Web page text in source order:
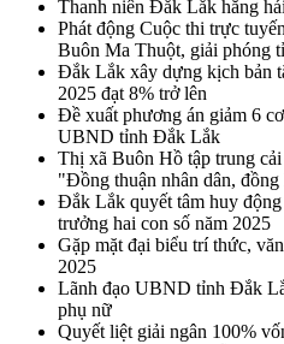
Thanh niên Đắk Lắk hăng
Phát động Cuộc thi trực
Buôn Ma Thuột, giải phóng
Đắk Lắk xây dựng kịch bản
2025 đạt 8% trở lên
Đề xuất phương án giảm 6
UBND tỉnh Đắk Lắk
Thị xã Buôn Hồ tập trung
"Đồng thuận nhân dân,
Đắk Lắk quyết tâm huy
trưởng hai con số năm 2025
Gặp mặt đại biểu trí thức,
2025
Lãnh đạo UBND tỉnh Đắk
phụ nữ
Quyết liệt giải ngân 100%